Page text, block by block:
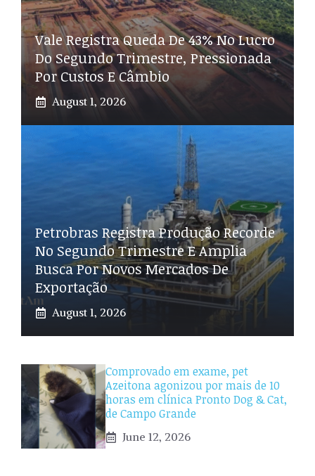
Vale Registra Queda De 43% No Lucro
Do Segundo Trimestre, Pressionada
Por Custos E Câmbio
August 1, 2026
Petrobras Registra Produção Recorde
No Segundo Trimestre E Amplia
Busca Por Novos Mercados De
Exportação
August 1, 2026
Comprovado em exame, pet
Azeitona agonizou por mais de 10
horas em clínica Pronto Dog & Cat,
de Campo Grande
June 12, 2026